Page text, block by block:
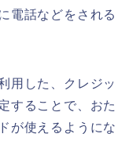
電話などをされる
用した、クレジッ
することで、おた
が使えるようにな